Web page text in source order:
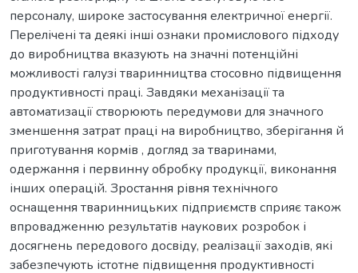
персоналу, широке застосування електричної енергії.
Перелічені та деякі інші ознаки промислового підходу
до виробництва вказують на значні потенційні
можливості галузі тваринництва стосовно підвищення
продуктивності праці. Завдяки механізації та
автоматизації створюють передумови для значного
зменшення затрат праці на виробництво, зберігання й
приготування кормів , догляд за тваринами,
одержання і первинну обробку продукції, виконання
інших операцій. Зростання рівня технічного
оснащення тваринницьких підприємств сприяє також
впровадженню результатів наукових розробок і
досягнень передового досвіду, реалізації заходів, які
забезпечують істотне підвищення продуктивності